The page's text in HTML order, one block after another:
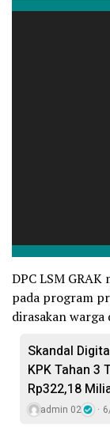
DPC LSM
pada program
dirasakan
Skandal
KPK Tahan 3
Rp322,18
admin 02